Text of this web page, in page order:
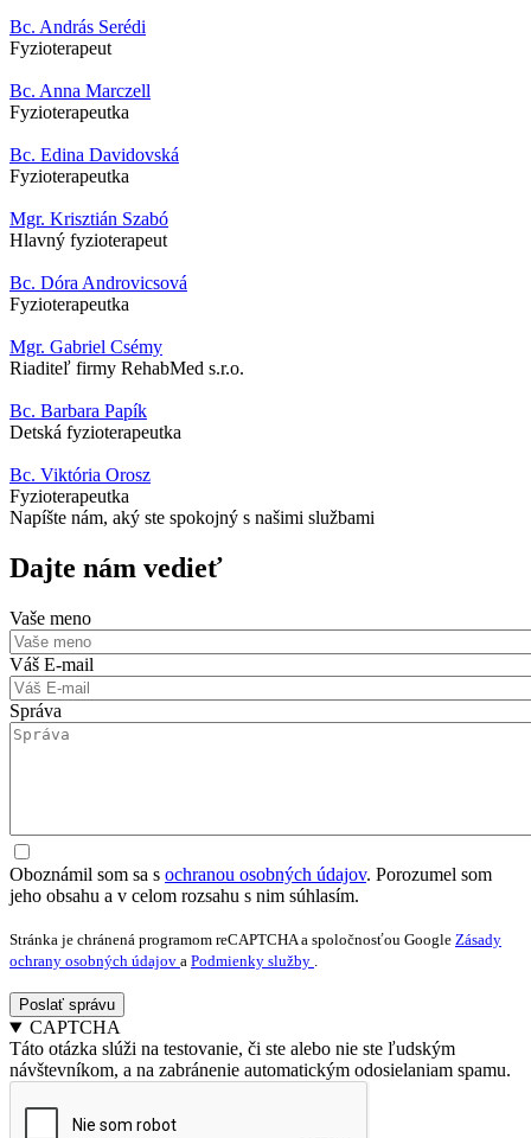
Bc. András Serédi
Fyzioterapeut
Bc. Anna Marczell
Fyzioterapeutka
Bc. Edina Davidovská
Fyzioterapeutka
Mgr. Krisztián Szabó
Hlavný fyzioterapeut
Bc. Dóra Androvicsová
Fyzioterapeutka
Mgr. Gabriel Csémy
Riaditeľ firmy RehabMed s.r.o.
Bc. Barbara Papík
Detská fyzioterapeutka
Bc. Viktória Orosz
Fyzioterapeutka
Napíšte nám, aký ste spokojný s našimi službami
Dajte nám vedieť
Vaše meno
Váš E-mail
Správa
Oboznámil som sa s ochranou osobných údajov. Porozumel som
jeho obsahu a v celom rozsahu s nim súhlasím.
Stránka je chránená programom reCAPTCHA a spoločnosťou Google Zásady
ochrany osobných údajov a Podmienky služby .
CAPTCHA
Táto otázka slúži na testovanie, či ste alebo nie ste ľudským
návštevníkom, a na zabránenie automatickým odosielaniam spamu.